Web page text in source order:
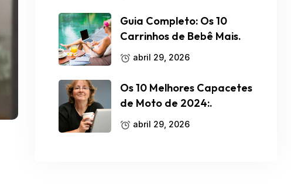
Guia Completo: Os 10
Carrinhos de Bebê Mais.
abril 29, 2026
Os 10 Melhores Capacetes
de Moto de 2024:.
abril 29, 2026